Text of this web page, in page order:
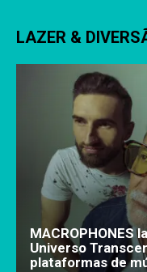
LAZER &
MACROPHONES
Universo
plataformas de